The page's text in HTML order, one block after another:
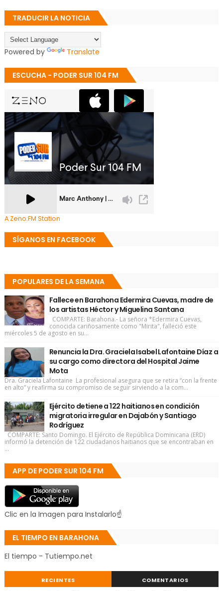
TRADUCIR LA NOTICIA
Powered by Translate
ESCUCHA - PODER SUR 104 FM
A Zeno.FM Station
SÍGANOS EN FACEBOOK
POPULARES DE LA SEMANA
Fallece en Barahona Edermira Cuevas, madre de
los artistas Héctor y Miguelina Santana
COMPARTE: Barahona.- La señora *Edermira Cuevas,
conocida cariñosamente como "Mirita", falleció este
miércoles 5 de agosto en su...
Renuncia la Dra. Graciela Isabel Lafontaine Díaz a
su cargo como directora del Hospital Jaime
Mota
Dra. Graciela Lafontaine La profesional asegura que se retira “con la frente
en alto” y reafirma su compromiso de seguir sirviendo a la com...
Ejército detiene a 122 haitianos en condición
migratoria irregular en Dajabón y Santiago
Rodríguez
COMPARTE: Santo Domingo. El Ejército de República Dominicana (ERD)
informó la detención de 122 ciudadanos haitianos que se encontraban en
...
APP DE PODER SUR 104 FM
Clic en la Imagen para Instalarlo☝
EL TIEMPO EN BARAHONA
El tiempo - Tutiempo.net
RECIENTES COMENTARIOS